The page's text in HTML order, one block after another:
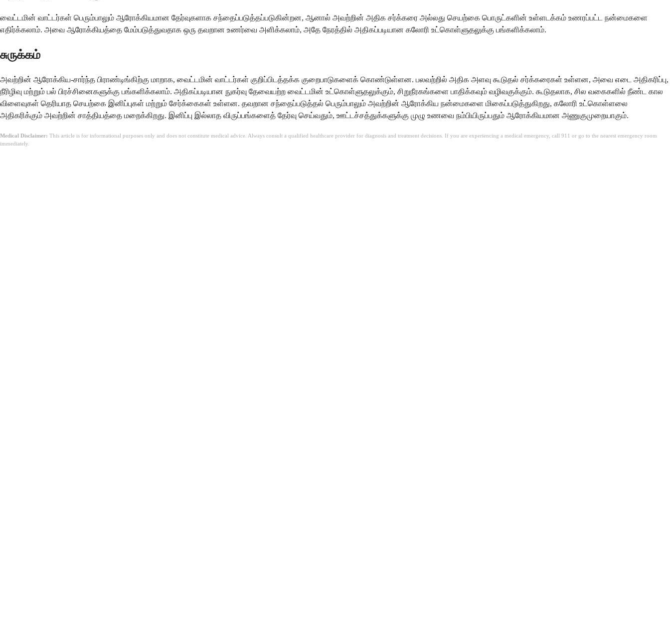
வைட்டமின் வாட்டர்கள் பெரும்பாலும் ஆரோக்கியமான தேர்வுகளாக சந்தைப்படுத்தப்படுகின்றன, ஆனால் அவற்றின் அதிக சர்க்கரை அல்லது செயற்கை பொருட்களின் உள்ளடக்கம் உணரப்பட்ட நன்மைகளை
எதிர்க்கலாம். அவை ஆரோக்கியத்தை மேம்படுத்துவதாக ஒரு தவறான உணர்வை அளிக்கலாம், அதே நேரத்தில் அதிகப்படியான கலோரி உட்கொள்ளுதலுக்கு பங்களிக்கலாம்.
சுருக்கம்
அவற்றின் ஆரோக்கிய-சார்ந்த பிராண்டிங்கிற்கு மாறாக, வைட்டமின் வாட்டர்கள் குறிப்பிடத்தக்க குறைபாடுகளைக் கொண்டுள்ளன. பலவற்றில் அதிக அளவு கூடுதல் சர்க்கரைகள் உள்ளன, அவை எடை அதிகரிப்பு,
நீரிழிவு மற்றும் பல் பிரச்சினைகளுக்கு பங்களிக்கலாம். அதிகப்படியான நுகர்வு தேவையற்ற வைட்டமின் உட்கொள்ளுதலுக்கும், சிறுநீரகங்களை பாதிக்கவும் வழிவகுக்கும். கூடுதலாக, சில வகைகளில் நீண்ட கால
விளைவுகள் தெரியாத செயற்கை இனிப்புகள் மற்றும் சேர்க்கைகள் உள்ளன. தவறான சந்தைப்படுத்தல் பெரும்பாலும் அவற்றின் ஆரோக்கிய நன்மைகளை மிகைப்படுத்துகிறது, கலோரி உட்கொள்ளலை
அதிகரிக்கும் அவற்றின் சாத்தியத்தை மறைக்கிறது. இனிப்பு இல்லாத விருப்பங்களைத் தேர்வு செய்வதும், ஊட்டச்சத்துக்களுக்கு முழு உணவை நம்பியிருப்பதும் ஆரோக்கியமான அணுகுமுறையாகும்.
Medical Disclaimer: This article is for informational purposes only and does not constitute medical advice. Always consult a qualified healthcare provider for diagnosis and treatment decisions. If you are experiencing a medical emergency, call 911 or go to the nearest emergency room
immediately.